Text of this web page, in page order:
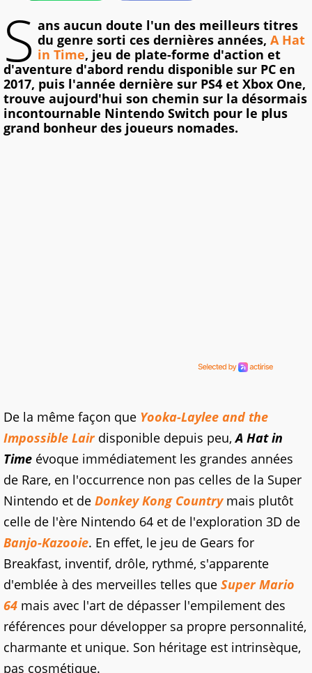
S ans aucun doute l'un des meilleurs titres
du genre sorti ces dernières années, A Hat
in Time, jeu de plate-forme d'action et
d'aventure d'abord rendu disponible sur PC en
2017, puis l'année dernière sur PS4 et Xbox One,
trouve aujourd'hui son chemin sur la désormais
incontournable Nintendo Switch pour le plus
grand bonheur des joueurs nomades.
De la même façon que Yooka-Laylee and the
Impossible Lairdisponible depuis peu,A Hat in
Time évoque immédiatement les grandes années
de Rare, en l'occurrence non pas celles de la Super
Nintendo et de Donkey Kong Countrymais plutôt
celle de l'ère Nintendo 64 et de l'exploration 3D de
Banjo-Kazooie. En effet, le jeu de Gears for
Breakfast, inventif, drôle, rythmé, s'apparente
d'emblée à des merveilles telles que Super Mario
64 mais avec l'art de dépasser l'empilement des
références pour développer sa propre personnalité,
charmante et unique. Son héritage est intrinsèque,
pas cosmétique.